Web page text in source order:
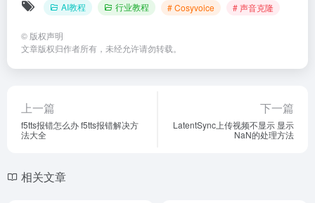
AI教程 行业教程 # Cosyvoice # 声音克隆
© 版权声明
文章版权归作者所有，未经允许请勿转载。
上一篇
f5tts报错怎么办 f5tts报错解决方
法大全
下一篇
LatentSync上传视频不显示 显示
NaN的处理方法
相关文章